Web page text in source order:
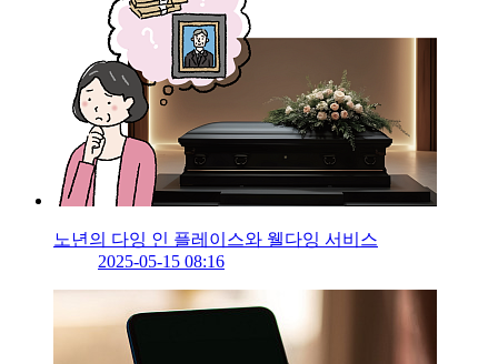
노년의 다잉 인 플레이스와 웰다잉 서비스
2025-05-15 08:16